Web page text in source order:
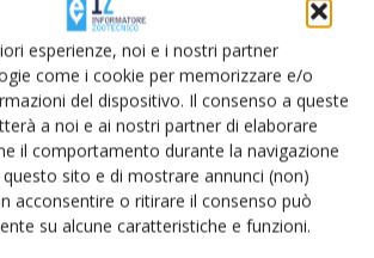
esperienze, noi e i nostri partner
come i cookie per memorizzare e/o
del dispositivo. Il consenso a queste
a noi e ai nostri partner di elaborare
il comportamento durante la navigazione
sito e di mostrare annunci (non)
acconsentire o ritirare il consenso può
su alcune caratteristiche e funzioni.